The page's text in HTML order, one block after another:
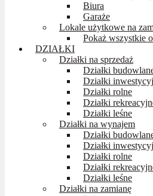
Biura
Garaże
Lokale użytkowe na
Pokaż wszystkie
DZIAŁKI
Działki na sprzedaż
Działki
Działki
Działki rolne
Działki
Działki leśne
Działki na wynajem
Działki
Działki
Działki rolne
Działki
Działki leśne
Działki na zamianę